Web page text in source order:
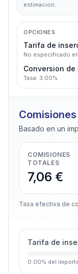
estimacion.
OPCIONES
Tarifa de
No especificado
Conversion de
Tasa: 3.00%
Basado en un
COMISIONES
TOTALES
7,06 €
Tasa efectiva de
Tarifa de
0.00% del